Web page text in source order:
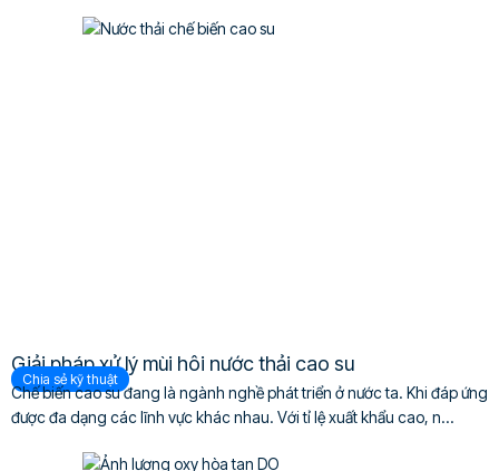
Giải pháp xử lý mùi hôi nước thải cao su
Chia sẻ kỹ thuật
Chế biến cao su đang là ngành nghề phát triển ở nước ta. Khi đáp ứng
được đa dạng các lĩnh vực khác nhau. Với tỉ lệ xuất khẩu cao, n...